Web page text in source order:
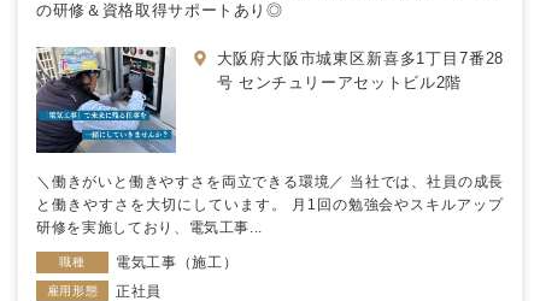
の研修＆資格取得サポートあり◎
大阪府大阪市城東区新喜多1丁目7番28
号 センチュリーアセットビル2階
＼働きがいと働きやすさを両立できる環境／ 当社では、社員の成長
と働きやすさを大切にしています。 月1回の勉強会やスキルアップ
研修を実施しており、電気工事...
職種 電気工事（施工）
雇用形態 正社員